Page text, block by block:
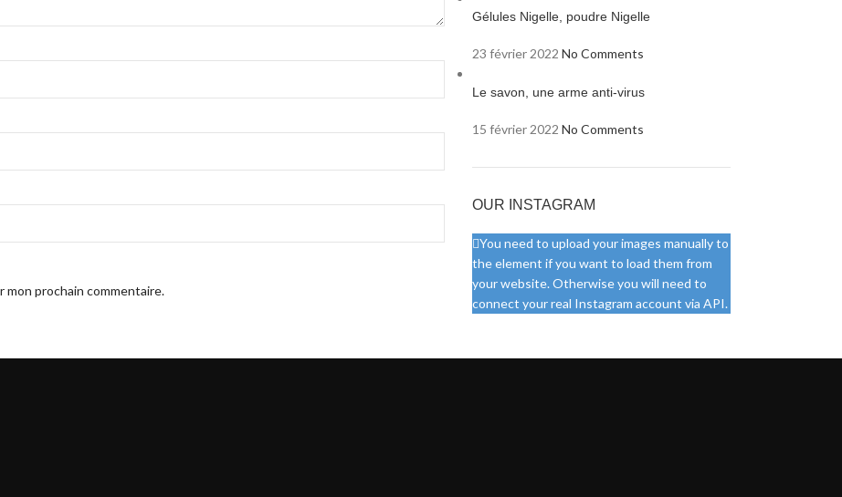
mon prochain commentaire.
Gélules Nigelle, poudre Nigelle
23 février 2022 No Comments
Le savon, une arme anti-virus
15 février 2022 No Comments
OUR INSTAGRAM
You need to upload your images manually to
the element if you want to load them from
your website. Otherwise you will need to
connect your real Instagram account via API.